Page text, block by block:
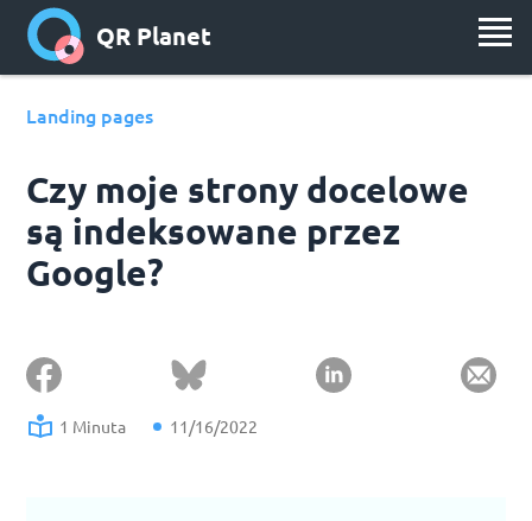
QR Planet
Landing pages
Czy moje strony docelowe
są indeksowane przez
Google?
1 Minuta 11/16/2022